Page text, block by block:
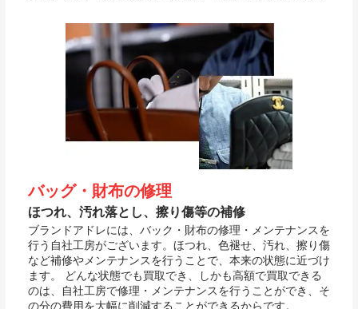
バッグ・財布の修理
ほつれ、汚れ落とし、擦り傷等の補修
ブランドアドレには、バック・財布の修理・メンテナンスを
行う自社工房がございます。ほつれ、色褪せ、汚れ、擦り傷
など補修やメンテナンスを行うことで、本来の状態に近づけ
ます。 どんな状態でも買取でき、しかも高額で買取できる
のは、自社工房で修理・メンテナンスを行うことができ、そ
の分の費用を大幅に削減することができるからです。